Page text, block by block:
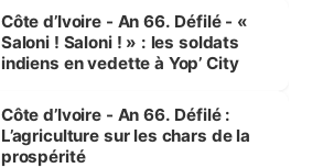
Côte d’Ivoire - An 66. Défilé - «
Saloni ! Saloni ! » : les soldats
indiens en vedette à Yop’ City
Côte d’Ivoire - An 66. Défilé :
L’agriculture sur les chars de la
prospérité